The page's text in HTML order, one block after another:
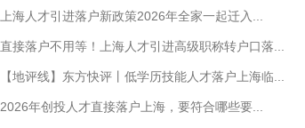
上海人才引进落户新政策2026年全家一起迁入...
直接落户不用等！上海人才引进高级职称转户口落...
【地评线】东方快评丨低学历技能人才落户上海临...
2026年创投人才直接落户上海，要符合哪些要...